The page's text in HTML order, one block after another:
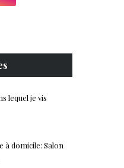
lequel je vis
à domicile: Salon